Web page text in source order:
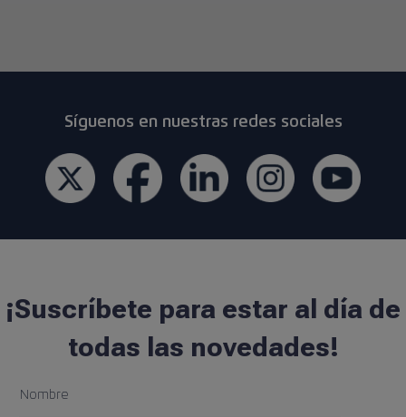
Síguenos en nuestras redes sociales
¡Suscríbete para estar al día de
todas las novedades!
Nombre